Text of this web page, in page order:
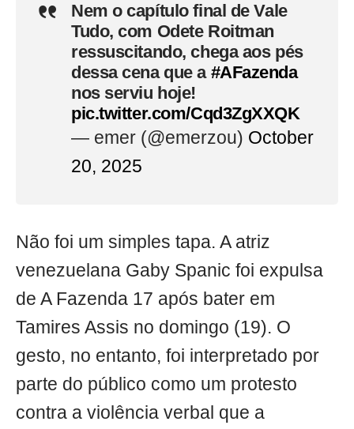
Nem o capítulo final de Vale
Tudo, com Odete Roitman
ressuscitando, chega aos pés
dessa cena que a #AFazenda
nos serviu hoje!
pic.twitter.com/Cqd3ZgXXQK
— emer (@emerzou) October
20, 2025
Não foi um simples tapa. A atriz
venezuelana Gaby Spanic foi expulsa
de A Fazenda 17 após bater em
Tamires Assis no domingo (19). O
gesto, no entanto, foi interpretado por
parte do público como um protesto
contra a violência verbal que a